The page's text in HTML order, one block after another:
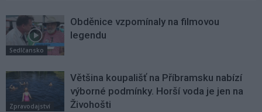
Sedlčansko
Obděnice vzpomínaly na filmovou
legendu
Zpravodajství
Většina koupališť na Příbramsku nabízí
výborné podmínky. Horší voda je jen na
Živohošti